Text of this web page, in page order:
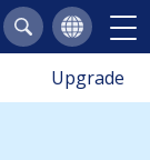
Upgrade